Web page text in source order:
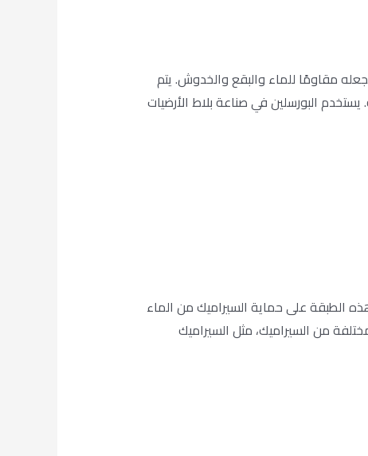
مقاومًا للماء والبقع والخدوش. يتم
البورسلين في صناعة بلاط الأرضيات
الطبقة على حماية السيراميك من الماء
من السيراميك، مثل السيراميك